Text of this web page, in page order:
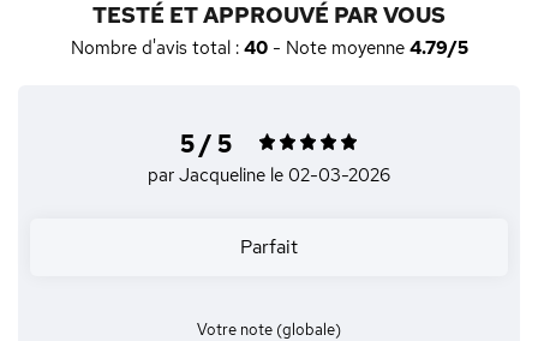
TESTÉ ET APPROUVÉ PAR VOUS
Nombre d'avis total : 40- Note moyenne 4.79/5
5 / 5
par Jacqueline le 02-03-2026
Parfait
Votre note (globale)